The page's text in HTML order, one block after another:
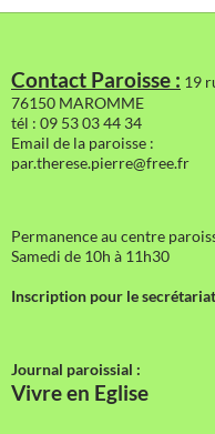
Contact Paroisse : 19
76150 MAROMME
tél : 09 53 03 44 34
Email de la paroisse :
par.therese.pierre@free.fr
Permanence au centre
Samedi de 10h à 11h30
Inscription pour le
Journal paroissial :
Vivre en Eglise